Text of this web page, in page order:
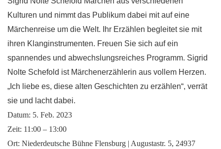
Kulturen und nimmt das Publikum dabei mit auf eine
Märchenreise um die Welt. Ihr Erzählen begleitet sie mit
ihren Klanginstrumenten. Freuen Sie sich auf ein
spannendes und abwechslungsreiches Programm. Sigrid
Nolte Schefold ist Märchenerzählerin aus vollem Herzen.
„Ich liebe es, diese alten Geschichten zu erzählen“, verrät
sie und lacht dabei.
Datum: 5. Feb. 2023
Zeit: 11:00 – 13:00
Ort: Niederdeutsche Bühne Flensburg | Augustastr. 5, 24937